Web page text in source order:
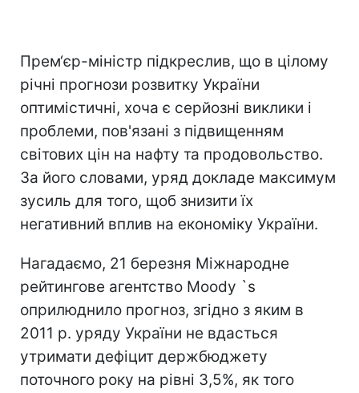
Прем‘єр-міністр підкреслив, що в цілому
річні прогнози розвитку України
оптимістичні, хоча є серйозні виклики і
проблеми, пов'язані з підвищенням
світових цін на нафту та продовольство.
За його словами, уряд докладе максимум
зусиль для того, щоб знизити їх
негативний вплив на економіку України.
Нагадаємо, 21 березня Міжнародне
рейтингове агентство Moody `s
оприлюднило прогноз, згідно з яким в
2011 р. уряду України не вдасться
утримати дефіцит держбюджету
поточного року на рівні 3,5%, як того